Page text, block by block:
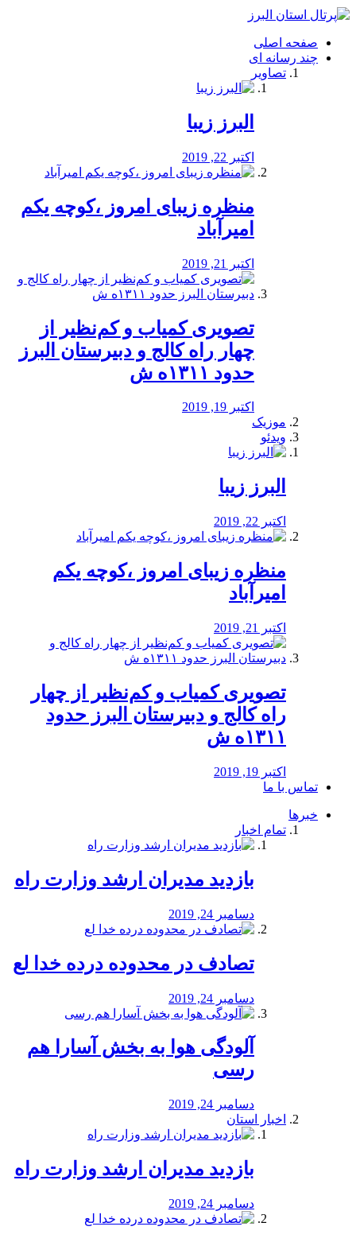
فصد
شرق
تهران
خشکشویی
صفحه اصلی
چند رسانه ای
تصاویر
البرز زیبا
اکتبر 22, 2019
منظره‌‌ زیبای امروز ،کوچه یکم
امیرآباد
اکتبر 21, 2019
️تصویری کمیاب و کم‌نظیر از
چهار راه كالج و دبيرستان البرز
حدود ۱۳۱۱ه ش
اکتبر 19, 2019
موزیک
ویدئو
البرز زیبا
اکتبر 22, 2019
منظره‌‌ زیبای امروز ،کوچه یکم
امیرآباد
اکتبر 21, 2019
️تصویری کمیاب و کم‌نظیر از چهار
راه كالج و دبيرستان البرز حدود
۱۳۱۱ه ش
اکتبر 19, 2019
تماس با ما
خبرها
تمام اخبار
بازدید مدیران ارشد وزارت راه
دسامبر 24, 2019
تصادف در محدوده درده خدا لع
دسامبر 24, 2019
آلودگی هوا به بخش آسارا هم
رسی
دسامبر 24, 2019
اخبار استان
بازدید مدیران ارشد وزارت راه
دسامبر 24, 2019